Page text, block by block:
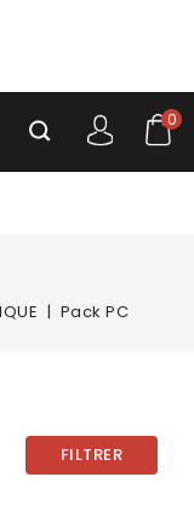
0
Pack PC
FILTRER